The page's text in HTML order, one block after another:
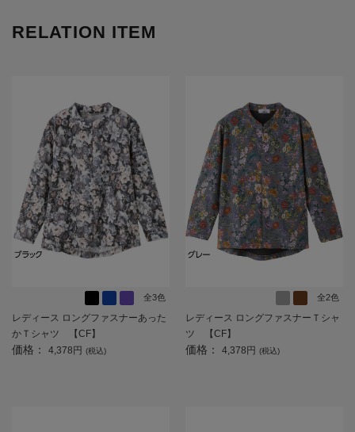
RELATION ITEM
全3色
レディース ロングファスナーあった
かＴシャツ 【CF】
価格： 4,378円 (税込)
全2色
レディース ロングファスナーＴシャ
ツ 【CF】
価格： 4,378円 (税込)